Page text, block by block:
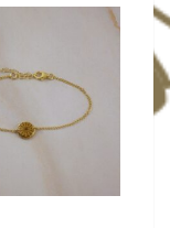
Les
la